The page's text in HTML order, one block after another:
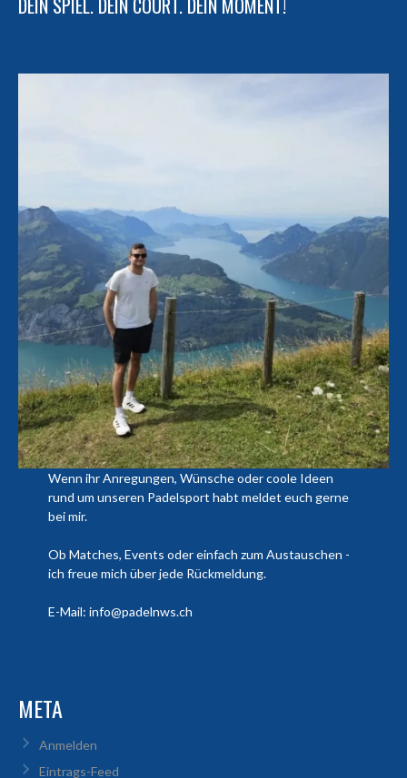
DEIN SPIEL. DEIN COURT. DEIN MOMENT!
Wenn ihr Anregungen, Wünsche oder coole Ideen
rund um unseren Padelsport habt meldet euch gerne
bei mir.
Ob Matches, Events oder einfach zum Austauschen -
ich freue mich über jede Rückmeldung.
E-Mail: info@padelnws.ch
META
Anmelden
Eintrags-Feed